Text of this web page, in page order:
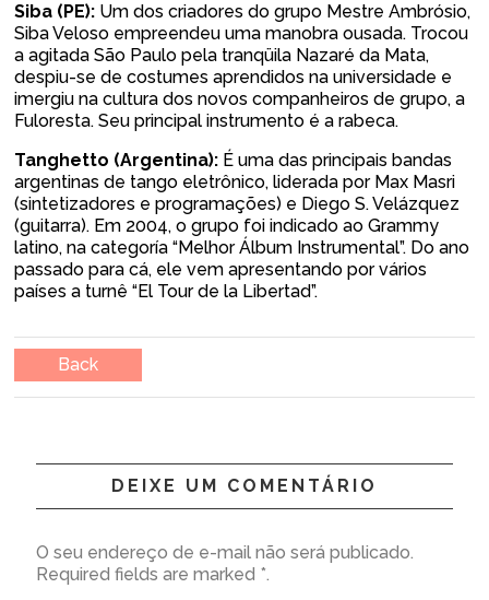
Siba (PE): Um dos criadores do grupo Mestre Ambrósio,
Siba Veloso empreendeu uma manobra ousada. Trocou
a agitada São Paulo pela tranqüila Nazaré da Mata,
despiu-se de costumes aprendidos na universidade e
imergiu na cultura dos novos companheiros de grupo, a
Fuloresta. Seu principal instrumento é a rabeca.
Tanghetto (Argentina): É uma das principais bandas
argentinas de tango eletrônico, liderada por Max Masri
(sintetizadores e programações) e Diego S. Velázquez
(guitarra). Em 2004, o grupo foi indicado ao Grammy
latino, na categoría “Melhor Álbum Instrumental”. Do ano
passado para cá, ele vem apresentando por vários
países a turnê “El Tour de la Libertad”.
Back
DEIXE UM COMENTÁRIO
O seu endereço de e-mail não será publicado.
Required fields are marked *.